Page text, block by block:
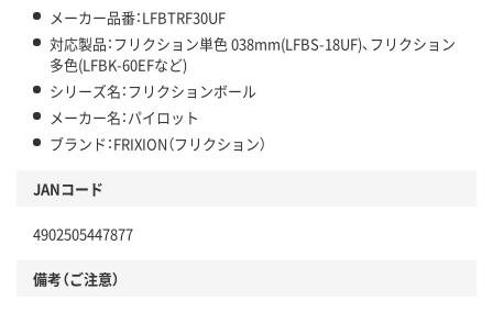
メーカー品番：LFBTRF30UF
対応製品：フリクション単色 038mm(LFBS-18UF)、フリクション
多色(LFBK-60EFなど)
シリーズ名：フリクションボール
メーカー名：パイロット
ブランド：FRIXION（フリクション）
JANコード
4902505447877
備考（ご注意）